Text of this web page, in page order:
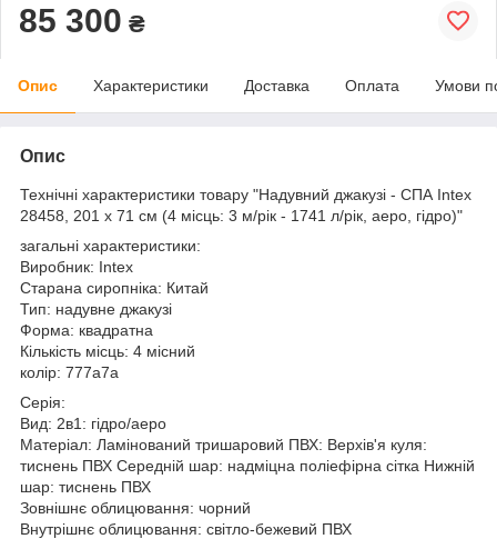
85 300 ₴
Опис Характеристики Доставка Оплата Умови
Опис
Технічні характеристики товару "Надувний джакузі - СПА Intex
28458, 201 х 71 см (4 місць: 3 м/рік - 1741 л/рік, аеро, гідро)"
загальні характеристики:
Виробник: Intex
Старана сиропніка: Китай
Тип: надувне джакузі
Форма: квадратна
Кількість місць: 4 місний
колір: 777a7a
Серія:
Вид: 2в1: гідро/аеро
Матеріал: Ламінований тришаровий ПВХ: Верхів'я куля:
тиснень ПВХ Середній шар: надміцна поліефірна сітка Нижній
шар: тиснень ПВХ
Зовнішнє облицювання: чорний
Внутрішнє облицювання: світло-бежевий ПВХ